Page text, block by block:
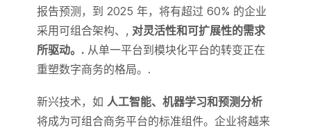
报告预测，到 2025 年，将有超过 60% 的企业
采用可组合架构、, 对灵活性和可扩展性的需求
所驱动。.从单一平台到模块化平台的转变正在
重塑数字商务的格局。.
新兴技术，如 人工智能、机器学习和预测分析
将成为可组合商务平台的标准组件。企业将越来